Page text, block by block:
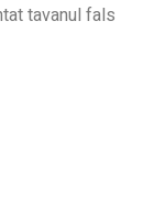
tavanul fals